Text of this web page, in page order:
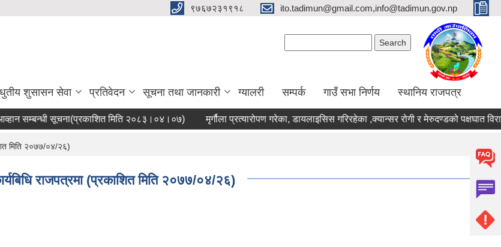
९७६७२३१९१८ ito.tadimun@gmail.com,info@tadimun.gov.np
शुसासन सेवा प्रतिवेदन सूचना तथा जानकारी ग्यालरी सम्पर्क गाउँ सभा निर्णय स्थानिय राजपत्र
सम्बन्धी सूचना(प्रकाशित मिति २०८३।०४।०७) मृर्गौला प्रत्यारोपण गरेका, डायलाइसिस गरिरहेका ,क्यान्सर रोगी र मेरुदण्डको पक्षघात
मिति २०७७/०४/२६)
राजपत्रमा (प्रकाशित मिति २०७७/०४/२६)